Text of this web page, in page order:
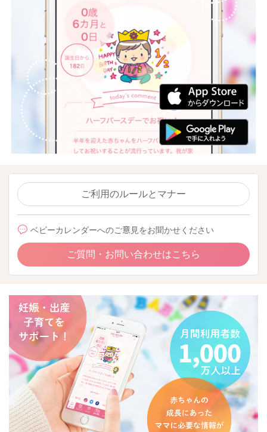
ご利用のルールとマナー
ベビーカレンダーへのご意見をお聞かせください
ご質問・お問い合わせはこちら